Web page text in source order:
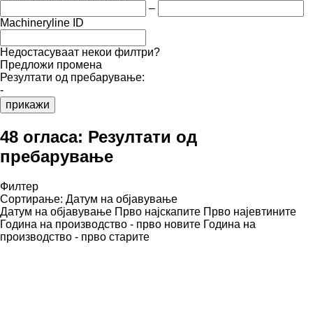
–
Machineryline ID
Недостасуваат некои филтри?
Предложи промена
Резултати од пребарување:
-
прикажи
48 огласа: Резултати од
пребарување
Филтер
Сортирање: Датум на објавување
Датум на објавување Прво најскапите Прво најевтините
Година на производство - прво новите Година на
производство - прво старите